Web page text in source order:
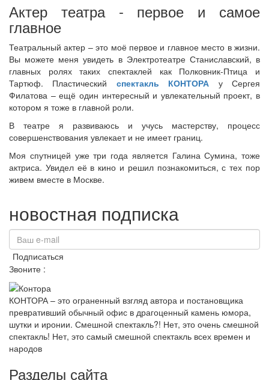
Актер театра - первое и самое
главное
Театральный актер – это моё первое и главное место в жизни.
Вы можете меня увидеть в Электротеатре Станиславский, в
главных ролях таких спектаклей как Полковник-Птица и
Тартюф. Пластический спектакль КОНТОРА у Сергея
Филатова – ещё один интересный и увлекательный проект, в
котором я тоже в главной роли.
В театре я развиваюсь и учусь мастерству, процесс
совершенствования увлекает и не имеет границ.
Моя спутницей уже три года является Галина Сумина, тоже
актриса. Увидел её в кино и решил познакомиться, с тех пор
живем вместе в Москве.
новостная подписка
Подписаться
Звоните :
КОНТОРА – это ограненный взгляд автора и постановщика
превративший обычный офис в драгоценный камень юмора,
шутки и иронии. Смешной спектакль?! Нет, это очень смешной
спектакль! Нет, это самый смешной спектакль всех времен и
народов
Разделы сайта